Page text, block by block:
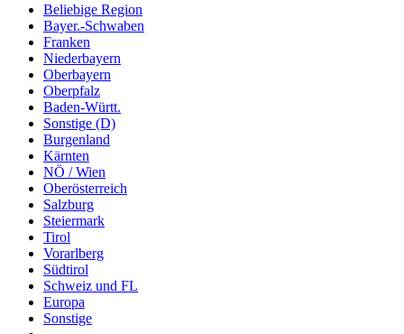
Beliebige Region
Bayer.-Schwaben
Franken
Niederbayern
Oberbayern
Oberpfalz
Baden-Württ.
Sonstige (D)
Burgenland
Kärnten
NÖ / Wien
Oberösterreich
Salzburg
Steiermark
Tirol
Vorarlberg
Südtirol
Schweiz und FL
Europa
Sonstige